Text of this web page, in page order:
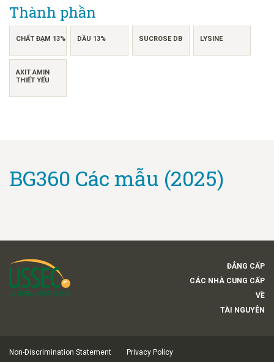
Thành phần
CHẤT ĐẠM 13% DẦU 13% SUCROSE DB LYSINE
AXIT AMIN
THIẾT YẾU
BG360 Các mẫu (2025)
ĐẲNG CẤP
CÁC NHÀ CUNG CẤP
VỀ
TÀI NGUYÊN
Non-Discrimination Statement Privacy Policy